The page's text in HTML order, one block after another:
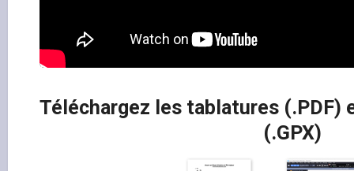
Téléchargez les tablatures
(.GPX)